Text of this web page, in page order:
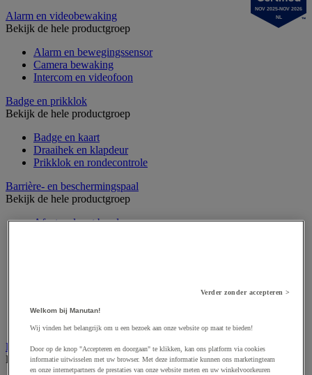
Alarm en videobewaking
Bekijk de hele productgroep
Alarm en bewegingssensor
Camera bewaking
Intercom en videofoon
Badge en prikklok
Bekijk de hele productgroep
Badge en kaart
Draaihek en klapdeur
Prikklok en rondecontrole
Barrière- en beschermingspaal
Bekijk de hele productgroep
Afzetpaal met band
Muurhouder met riem
Signaalketting
Bescherming en demper
Bekijk de hele productgroep
NOV 2025-NOV 2026
NL
Verder zonder accepteren >
Welkom bij Manutan!
Wij vinden het belangrijk om u een bezoek aan onze website op maat te bieden!
Door op de knop "Accepteren en doorgaan" te klikken, kan ons platform via cookies
informatie uitwisselen met uw browser. Met deze informatie kunnen ons marketingteam
en onze internetpartners de prestaties van onze website meten en uw winkelvoorkeuren